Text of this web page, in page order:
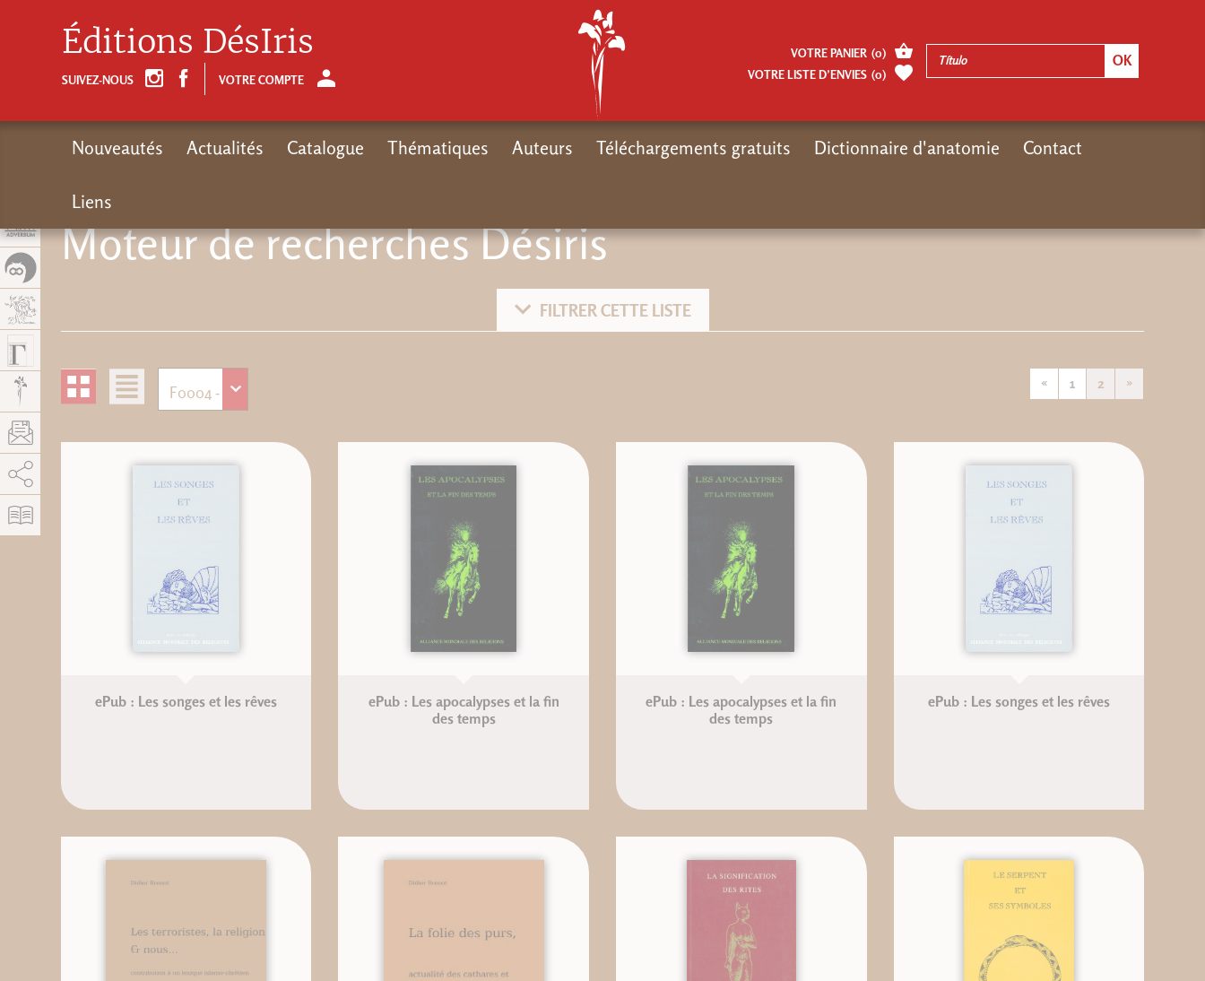
Moteur de recherches Désiris
FILTRER CETTE LISTE
« 1 2 »
ePub : Les songes et les rêves
ePub : Les apocalypses et la fin
des temps
ePub : Les apocalypses et la fin
des temps
ePub : Les songes et les rêves
Éditions DésIris
SUIVEZ-NOUS VOTRE COMPTE
VOTRE PANIER (0)
VOTRE LISTE D’ENVIES (0)
Nouveautés Actualités Catalogue Thématiques Auteurs Téléchargements gratuits Dictionnaire d'anatomie Contact
Liens
AddThis está deshabilitado. Permitir